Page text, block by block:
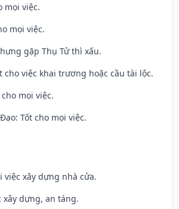
mọi việc.
mọi việc.
gặp Thụ Tử thì xấu.
cho việc khai trương hoặc cầu tài lộc.
mọi việc.
Tốt cho mọi việc.
việc xây dựng nhà cửa.
xây dựng, an táng.